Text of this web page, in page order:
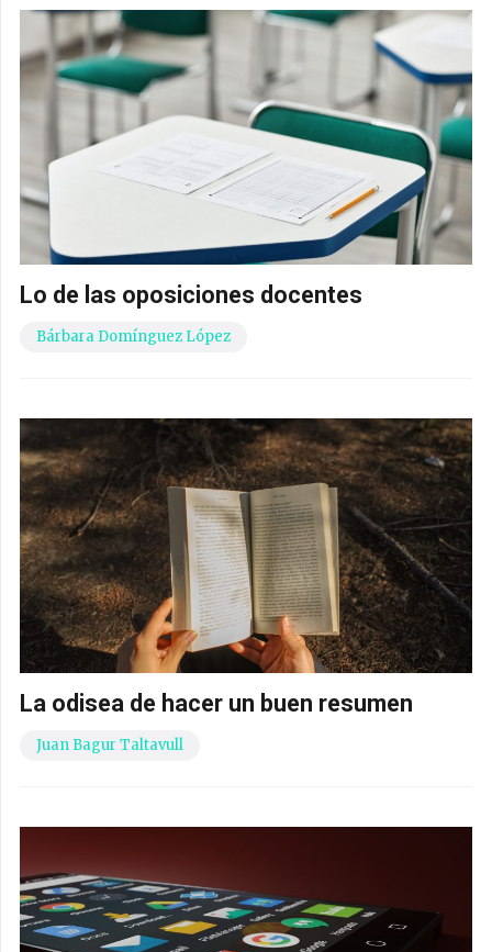
Lo de las oposiciones docentes
Bárbara Domínguez López
La odisea de hacer un buen resumen
Juan Bagur Taltavull